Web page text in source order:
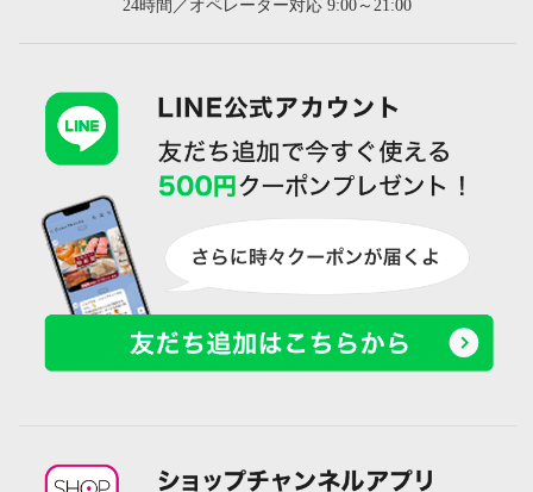
24時間／オペレーター対応 9:00～21:00